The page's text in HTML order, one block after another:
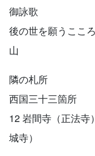
御詠歌
後の世を願うここ
山
隣の札所
西国三十三箇所
12 岩間寺（正法
城寺）